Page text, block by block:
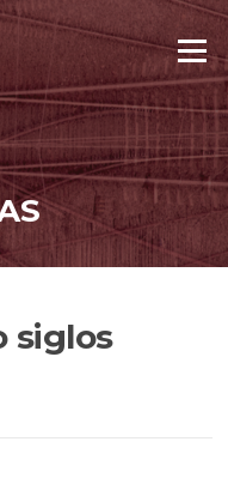
Menú
siglos